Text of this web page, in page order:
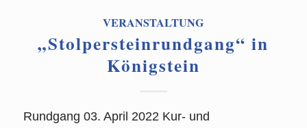
VERANSTALTUNG
„Stolpersteinrundgang“ in
Königstein
Rundgang 03. April 2022 Kur- und